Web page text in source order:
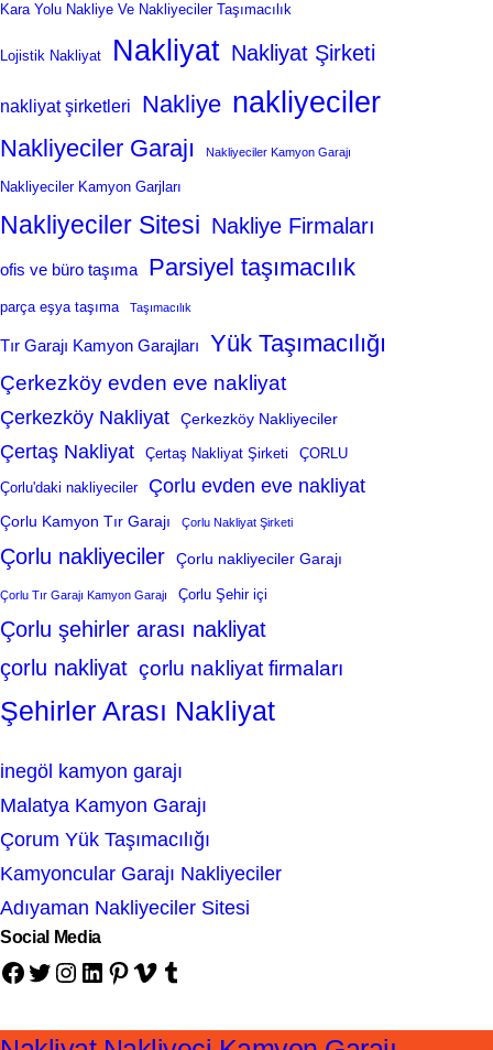
Kara Yolu Nakliye Ve Nakliyeciler Taşımacılık
Lojistik Nakliyat Nakliyat Nakliyat Şirketi
nakliyat şirketleri Nakliye nakliyeciler
Nakliyeciler Garajı Nakliyeciler Kamyon Garajı
Nakliyeciler Kamyon Garjları
Nakliyeciler Sitesi Nakliye Firmaları
ofis ve büro taşıma Parsiyel taşımacılık
parça eşya taşıma Taşımacılık
Tır Garajı Kamyon Garajları Yük Taşımacılığı
Çerkezköy evden eve nakliyat
Çerkezköy Nakliyat Çerkezköy Nakliyeciler
Çertaş Nakliyat Çertaş Nakliyat Şirketi ÇORLU
Çorlu'daki nakliyeciler Çorlu evden eve nakliyat
Çorlu Kamyon Tır Garajı Çorlu Nakliyat Şirketi
Çorlu nakliyeciler Çorlu nakliyeciler Garajı
Çorlu Tır Garajı Kamyon Garajı Çorlu Şehir içi
Çorlu şehirler arası nakliyat
çorlu nakliyat çorlu nakliyat firmaları
Şehirler Arası Nakliyat
inegöl kamyon garajı
Malatya Kamyon Garajı
Çorum Yük Taşımacılığı
Kamyoncular Garajı Nakliyeciler
Adıyaman Nakliyeciler Sitesi
Social Media
Facebook Twitter Instagram LinkedIn Pinterest Vimeo Tumblr